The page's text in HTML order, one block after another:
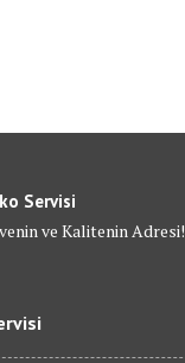
Servisi
ve Kalitenin Adresi!